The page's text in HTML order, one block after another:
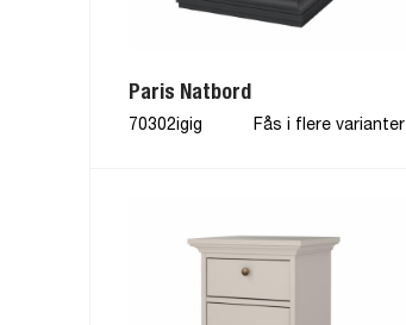
Paris Natbord
70302igig Fås i flere varianter